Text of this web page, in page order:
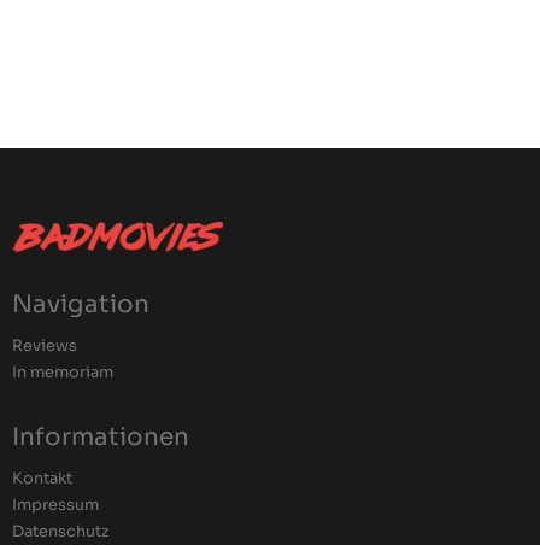
Navigation
Reviews
In memoriam
Informationen
Kontakt
Impressum
Datenschutz